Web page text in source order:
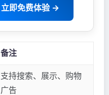
立即免费体验 →
备注
支持搜索、展示、购物
广告